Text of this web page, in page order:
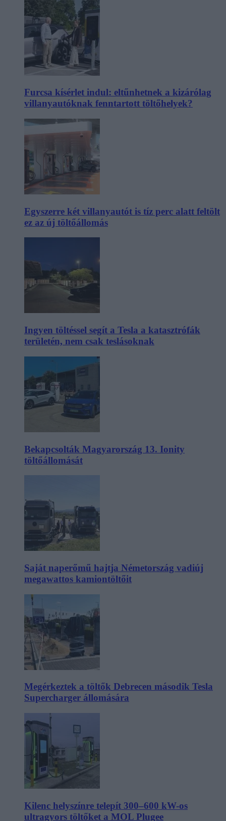
Furcsa kísérlet indul: eltűnhetnek a kizárólag
villanyautóknak fenntartott töltőhelyek?
Egyszerre két villanyautót is tíz perc alatt feltölt
ez az új töltőállomás
Ingyen töltéssel segít a Tesla a katasztrófák
területén, nem csak teslásoknak
Bekapcsolták Magyarország 13. Ionity
töltőállomását
Saját naperőmű hajtja Németország vadiúj
megawattos kamiontöltőit
Megérkeztek a töltők Debrecen második Tesla
Supercharger állomására
Kilenc helyszínre telepít 300–600 kW-os
ultragyors töltőket a MOL Plugee